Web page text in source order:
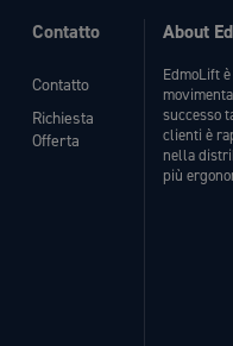
Contatto
Contatto
Richiesta
Offerta
About
EdmoLift
successo
clienti è
nella
più